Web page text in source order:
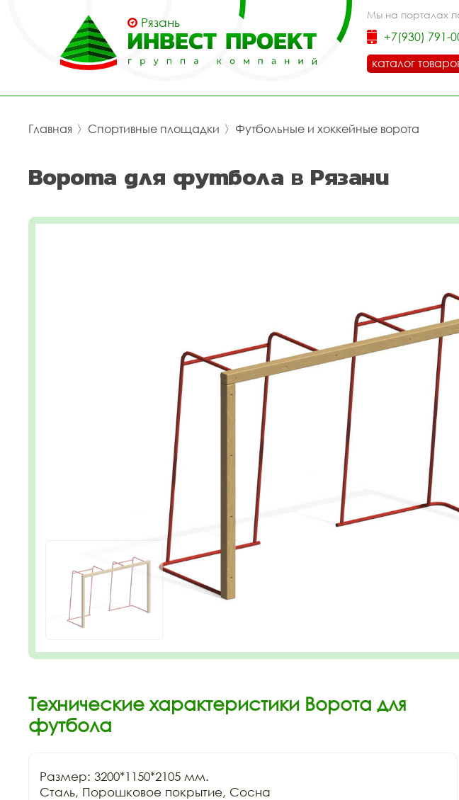
Рязань
Мы на порталах
+7(930) 791-
каталог
Главная 〉 Спортивные площадки 〉 Футбольные и хоккейные ворота
Ворота для футбола в Рязани
Технические характеристики Ворота для
футбола
Размер: 3200*1150*2105 мм.
Сталь, Порошковое покрытие, Сосна